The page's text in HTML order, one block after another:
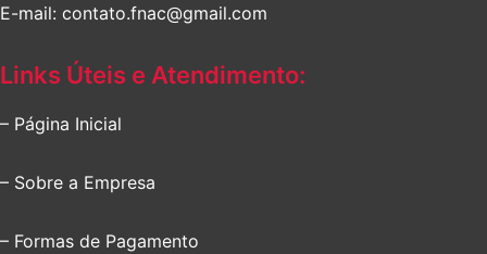
E-mail: contato.fnac@gmail.com
Links Úteis e Atendimento:
– Página Inicial
– Sobre a Empresa
– Formas de Pagamento